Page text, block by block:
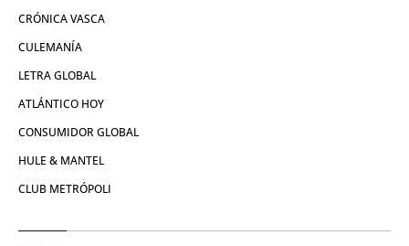
CRÓNICA VASCA
CULEMANÍA
LETRA GLOBAL
ATLÁNTICO HOY
CONSUMIDOR GLOBAL
HULE & MANTEL
CLUB METRÓPOLI